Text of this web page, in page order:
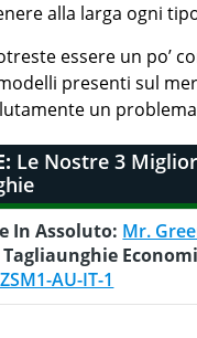
alla larga ogni
essere un po’
presenti sul
un
Le Nostre 3
In Assoluto: Mr.
AU-IT-1